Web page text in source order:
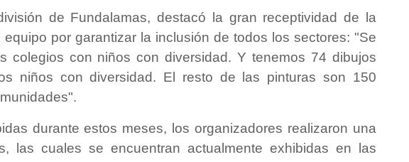
de Fundalamas, destacó la gran receptividad de la
por garantizar la inclusión de todos los sectores: "Se
colegios con niños con diversidad. Y tenemos 74 dibujos
niños con diversidad. El resto de las pinturas son 150
durante estos meses, los organizadores realizaron una
las cuales se encuentran actualmente exhibidas en las